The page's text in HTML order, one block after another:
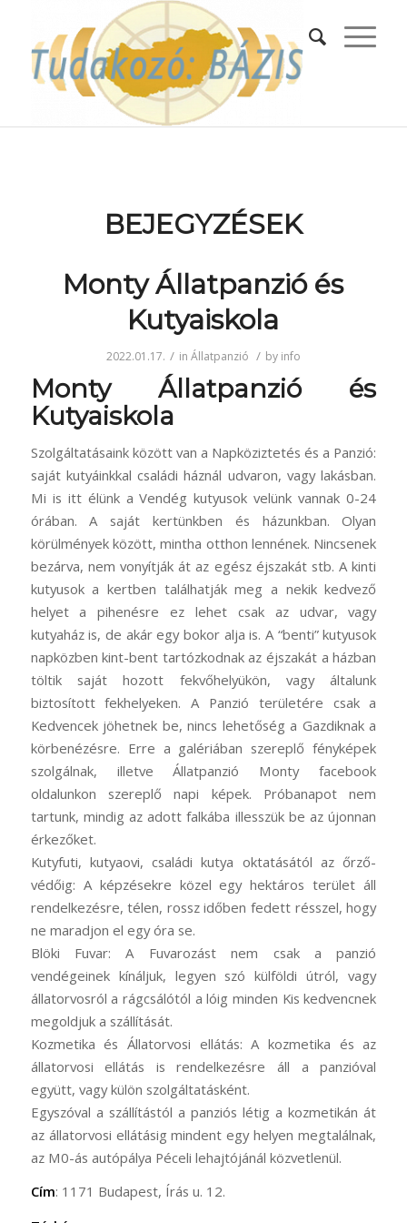
BEJEGYZÉSEK
Monty Állatpanzió és
Kutyaiskola
2022.01.17. / in Állatpanzió / by info
Monty Állatpanzió és
Kutyaiskola
Szolgáltatásaink között van a Napköziztetés és a Panzió:
saját kutyáinkkal családi háznál udvaron, vagy lakásban.
Mi is itt élünk a Vendég kutyusok velünk vannak 0-24
órában. A saját kertünkben és házunkban. Olyan
körülmények között, mintha otthon lennének. Nincsenek
bezárva, nem vonyítják át az egész éjszakát stb. A kinti
kutyusok a kertben találhatják meg a nekik kedvező
helyet a pihenésre ez lehet csak az udvar, vagy
kutyaház is, de akár egy bokor alja is. A “benti” kutyusok
napközben kint-bent tartózkodnak az éjszakát a házban
töltik saját hozott fekvőhelyükön, vagy általunk
biztosított fekhelyeken. A Panzió területére csak a
Kedvencek jöhetnek be, nincs lehetőség a Gazdiknak a
körbenézésre. Erre a galériában szereplő fényképek
szolgálnak, illetve Állatpanzió Monty facebook
oldalunkon szereplő napi képek. Próbanapot nem
tartunk, mindig az adott falkába illesszük be az újonnan
érkezőket.
Kutyfuti, kutyaovi, családi kutya oktatásától az őrző-
védőig: A képzésekre közel egy hektáros terület áll
rendelkezésre, télen, rossz időben fedett résszel, hogy
ne maradjon el egy óra se.
Blöki Fuvar: A Fuvarozást nem csak a panzió
vendégeinek kínáljuk, legyen szó külföldi útról, vagy
állatorvosról a rágcsálótól a lóig minden Kis kedvencnek
megoldjuk a szállítását.
Kozmetika és Állatorvosi ellátás: A kozmetika és az
állatorvosi ellátás is rendelkezésre áll a panzióval
együtt, vagy külön szolgáltatásként.
Egyszóval a szállítástól a panziós létig a kozmetikán át
az állatorvosi ellátásig mindent egy helyen megtalálnak,
az M0-ás autópálya Péceli lehajtójánál közvetlenül.
Cím: 1171 Budapest, Írás u. 12.